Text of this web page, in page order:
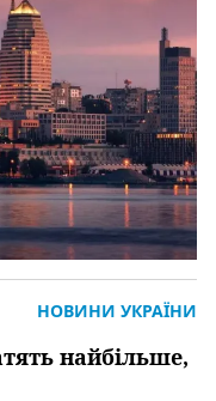
найбільше,
НОВИНИ УКРАЇНИ